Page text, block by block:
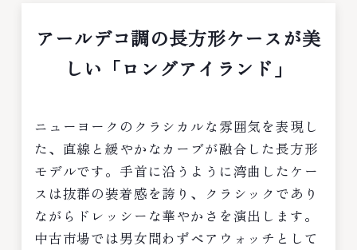
アールデコ調の長方形ケースが美
しい「ロングアイランド」
ニューヨークのクラシカルな雰囲気を表現し
た、直線と緩やかなカーブが融合した長方形
モデルです。手首に沿うように湾曲したケー
スは抜群の装着感を誇り、クラシックであり
ながらドレッシーな華やかさを演出します。
中古市場では男女問わずペアウォッチとして